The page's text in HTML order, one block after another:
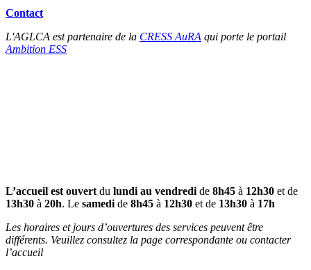
Contact
L'AGLCA est partenaire de la CRESS AuRA qui porte le portail
Ambition ESS
L’accueil est ouvert du lundi au vendredi de 8h45 à 12h30 et de
13h30 à 20h. Le samedi de 8h45 à 12h30 et de 13h30 à 17h
Les horaires et jours d’ouvertures des services peuvent être
différents. Veuillez consultez la page correspondante ou contacter
l’accueil